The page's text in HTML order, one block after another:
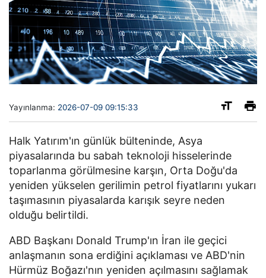
Yayınlanma: 2026-07-09 09:15:33
Halk Yatırım'ın günlük bülteninde, Asya
piyasalarında bu sabah teknoloji hisselerinde
toparlanma görülmesine karşın, Orta Doğu'da
yeniden yükselen gerilimin petrol fiyatlarını yukarı
taşımasının piyasalarda karışık seyre neden
olduğu belirtildi.
ABD Başkanı Donald Trump'ın İran ile geçici
anlaşmanın sona erdiğini açıklaması ve ABD'nin
Hürmüz Boğazı'nın yeniden açılmasını sağlamak